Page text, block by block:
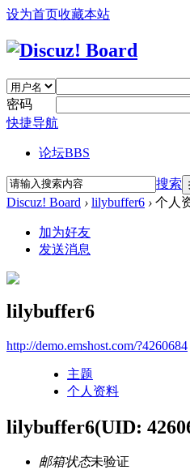
设为首页收藏本站
密码
快捷导航
论坛BBS
搜索
Discuz! Board › lilybuffer6 › 个人
加为好友
发送消息
lilybuffer6
http://demo.emshost.com/?4260684
主题
个人资料
lilybuffer6(UID:
邮箱状态未验证